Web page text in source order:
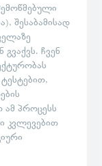
შესაბამისად
ჩვენ
ამ პროცესს
კვლევებით